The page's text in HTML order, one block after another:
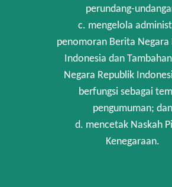
perundang-
c. mengelola
penomoran Berita Negara
Indonesia dan
Negara Republik
berfungsi sebagai
pengumuman; dan
d. mencetak Naskah
Kenegaraan.